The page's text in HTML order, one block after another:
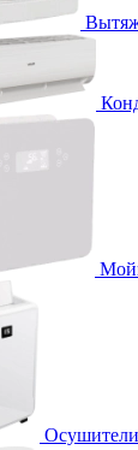
Осушители